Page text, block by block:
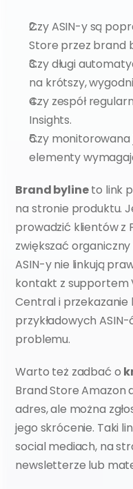
Czy ASIN-y są
Store przez brand
Czy długi
na krótszy,
Czy zespół
Insights.
Czy monitorowana
elementy
Brand byline to link
na stronie produktu.
prowadzić klientów z
zwiększać
ASIN-y nie linkują
kontakt z supportem
Central i przekazanie
przykładowych
problemu.
Warto też zadbać o
Brand Store Amazon
adres, ale można
jego skrócenie. Taki
social mediach, na
newsletterze lub